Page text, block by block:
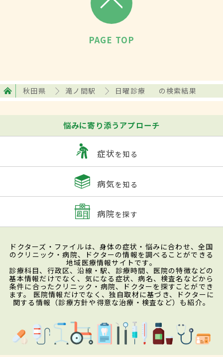
PAGE TOP
秋田県 滝ノ間駅 日曜診療 の検索結果
悩みに寄り添うアプローチ
症状を知る
病気を知る
病院を探す
ドクターズ・ファイルは、身体の症状・悩みに合わせ、全国
のクリニック・病院、ドクターの情報を調べることができる
地域医療情報サイトです。
診療科目、行政区、沿線・駅、診療時間、医院の特徴などの
基本情報だけでなく、気になる症状、病名、検査名などから
条件に合ったクリニック・病院、ドクターを探すことができ
ます。 医院情報だけでなく、独自取材に基づき、ドクターに
関する情報（診療方針や得意な治療・検査など）も紹介。